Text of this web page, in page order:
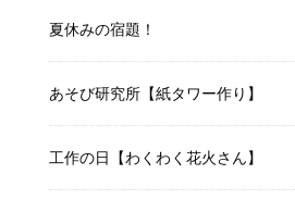
夏休みの宿題！
あそび研究所【紙タワー作り】
工作の日【わくわく花火さん】